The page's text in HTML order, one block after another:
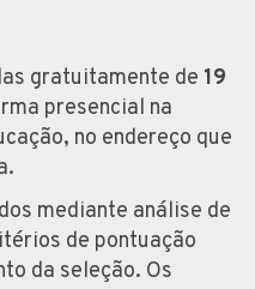
gratuitamente de 19
presencial na
no endereço que
mediante análise de
de pontuação
da seleção. Os